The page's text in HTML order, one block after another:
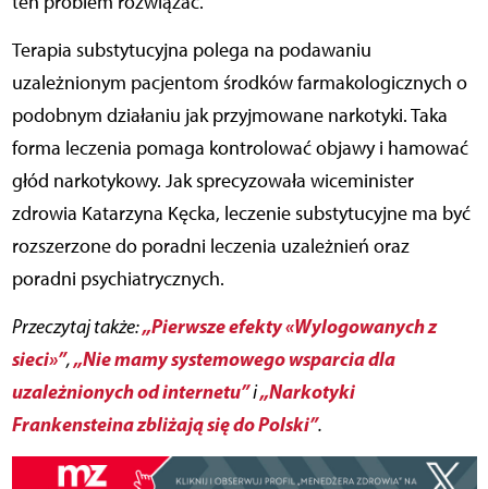
Terapia substytucyjna polega na podawaniu
uzależnionym pacjentom środków farmakologicznych o
podobnym działaniu jak przyjmowane narkotyki. Taka
forma leczenia pomaga kontrolować objawy i hamować
głód narkotykowy. Jak sprecyzowała wiceminister
zdrowia Katarzyna Kęcka, leczenie substytucyjne ma być
rozszerzone do poradni leczenia uzależnień oraz
poradni psychiatrycznych.
Przeczytaj także:„Pierwsze efekty «Wylogowanych z
sieci»”,„Nie mamy systemowego wsparcia dla
uzależnionych od internetu”i„Narkotyki
Frankensteina zbliżają się do Polski”.